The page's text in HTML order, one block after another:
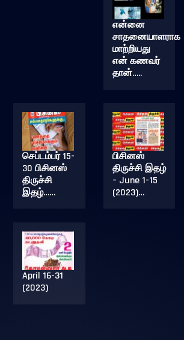
என்னை
சாதனையாளராக
மாற்றியது
என் கணவர்
தான்…..
செப்டம்பர் 15-
30 பிசினஸ்
திருச்சி
இதழ்……
பிசினஸ்
திருச்சி இதழ்
– June 1-15
(2023)…
April 16-31
(2023)